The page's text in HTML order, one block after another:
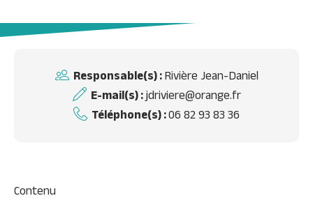
Responsable(s) : Rivière Jean-Daniel
E-mail(s) : jdriviere@orange.fr
Téléphone(s) :06 82 93 83 36
Contenu